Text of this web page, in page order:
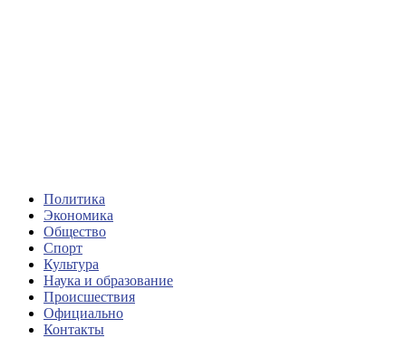
Политика
Экономика
Общество
Спорт
Культура
Наука и образование
Происшествия
Официально
Контакты